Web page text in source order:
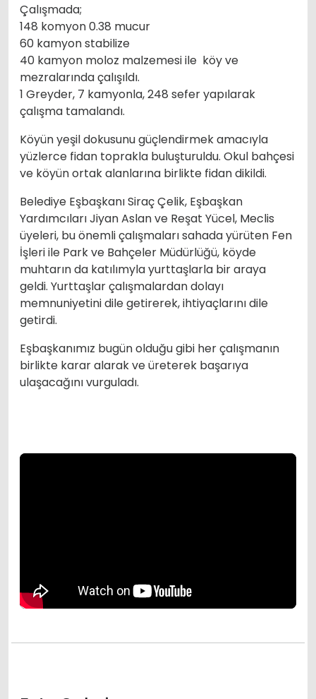
Çalışmada;
148 komyon 0.38 mucur
60 kamyon stabilize
40 kamyon moloz malzemesi ile köy ve
mezralarında çalışıldı.
1 Greyder, 7 kamyonla, 248 sefer yapılarak
çalışma tamalandı.
Köyün yeşil dokusunu güçlendirmek amacıyla
yüzlerce fidan toprakla buluşturuldu. Okul bahçesi
ve köyün ortak alanlarına birlikte fidan dikildi.
Belediye Eşbaşkanı Siraç Çelik, Eşbaşkan
Yardımcıları Jiyan Aslan ve Reşat Yücel, Meclis
üyeleri, bu önemli çalışmaları sahada yürüten Fen
İşleri ile Park ve Bahçeler Müdürlüğü, köyde
muhtarın da katılımyla yurttaşlarla bir araya
geldi. Yurttaşlar çalışmalardan dolayı
memnuniyetini dile getirerek, ihtiyaçlarını dile
getirdi.
Eşbaşkanımız bugün olduğu gibi her çalışmanın
birlikte karar alarak ve üreterek başarıya
ulaşacağını vurguladı.